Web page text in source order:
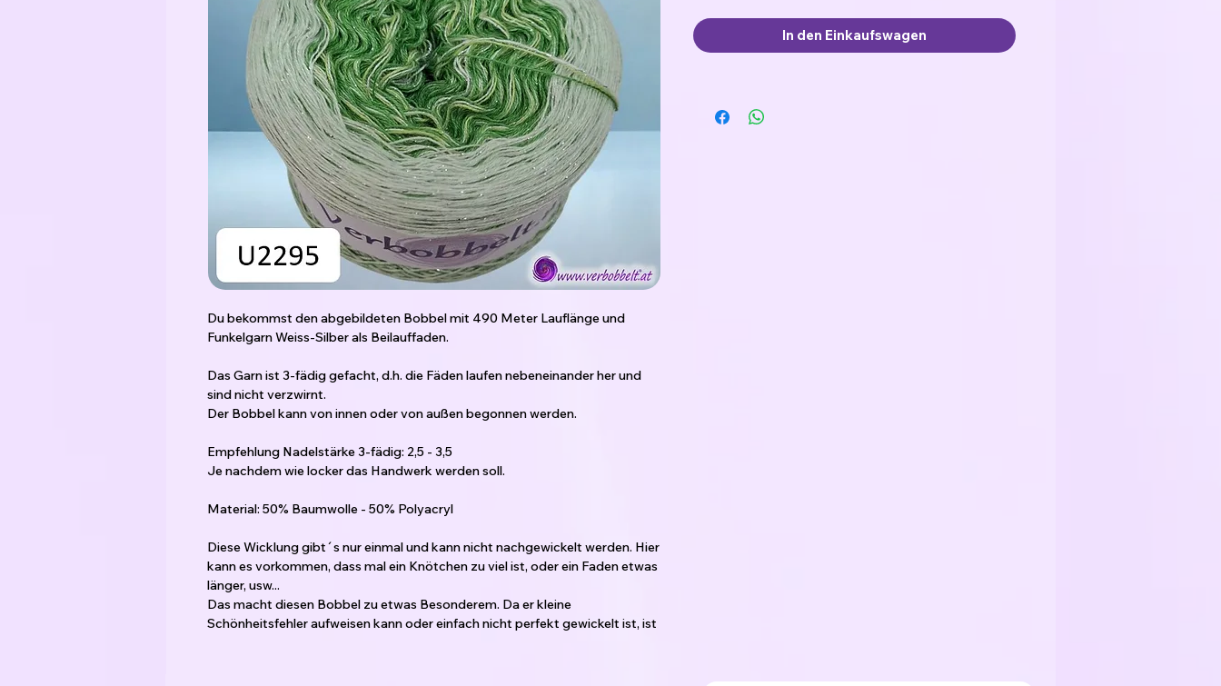
Du bekommst den abgebildeten Bobbel mit 490 Meter Lauflänge und
Funkelgarn Weiss-Silber als Beilauffaden.
Das Garn ist 3-fädig gefacht, d.h. die Fäden laufen nebeneinander her und
sind nicht verzwirnt.
Der Bobbel kann von innen oder von außen begonnen werden.
Empfehlung Nadelstärke 3-fädig: 2,5 - 3,5
Je nachdem wie locker das Handwerk werden soll.
Material: 50% Baumwolle - 50% Polyacryl
Diese Wicklung gibt´s nur einmal und kann nicht nachgewickelt werden. Hier
kann es vorkommen, dass mal ein Knötchen zu viel ist, oder ein Faden etwas
länger, usw...
Das macht diesen Bobbel zu etwas Besonderem. Da er kleine
Schönheitsfehler aufweisen kann oder einfach nicht perfekt gewickelt ist, ist
In den Einkaufswagen